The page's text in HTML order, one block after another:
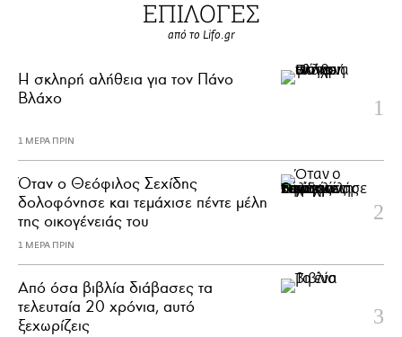
ΕΠΙΛΟΓΕΣ
από το Lifo.gr
H σκληρή αλήθεια για τον Πάνο
Βλάχο
1 ΜΕΡΑ ΠΡΙΝ
Όταν ο Θεόφιλος Σεχίδης
δολοφόνησε και τεμάχισε πέντε μέλη
της οικογένειάς του
1 ΜΕΡΑ ΠΡΙΝ
Από όσα βιβλία διάβασες τα
τελευταία 20 χρόνια, αυτό
ξεχωρίζεις